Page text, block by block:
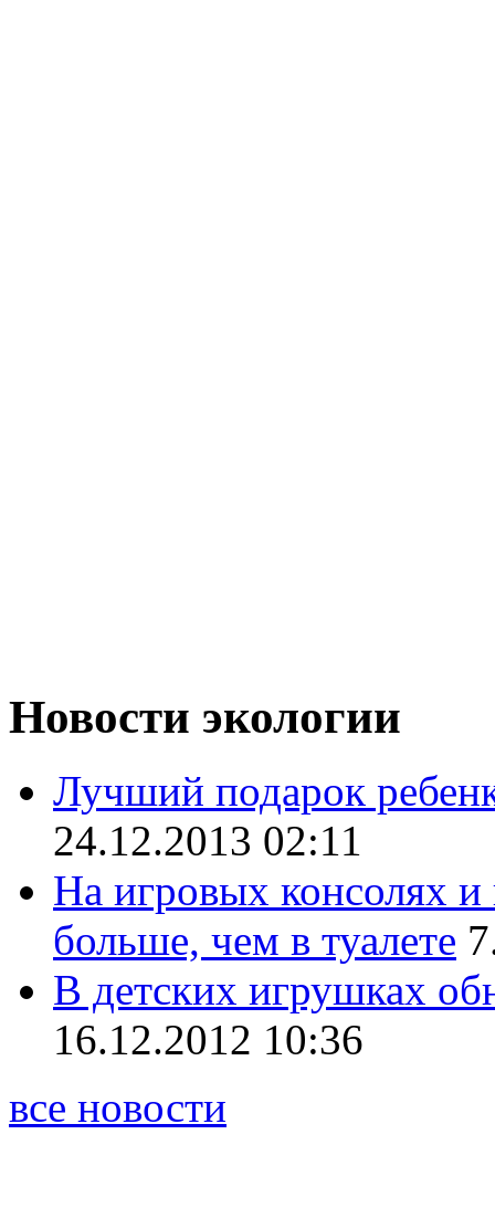
Новости экологии
Лучший подарок
24.12.2013 02:11
На игровых консолях и
больше, чем в туалете
В детских игрушках
16.12.2012 10:36
все новости